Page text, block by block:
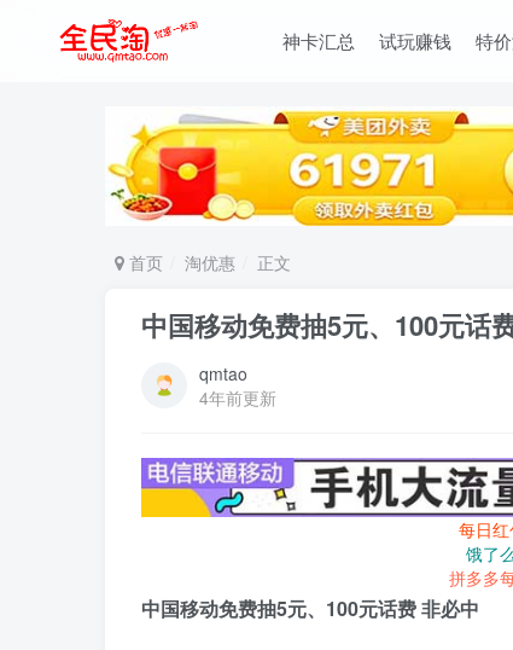
神卡汇总 试玩赚钱 特
首页 淘优惠 正文
中国移动免费抽5元、100元话
qmtao
4年前更新
每日
饿了
拼多多
中国移动免费抽5元、100元话费 非必中